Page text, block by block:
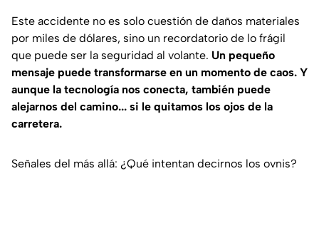
Este accidente no es solo cuestión de daños materiales
por miles de dólares, sino un recordatorio de lo frágil
que puede ser la seguridad al volante. Un pequeño
mensaje puede transformarse en un momento de caos. Y
aunque la tecnología nos conecta, también puede
alejarnos del camino... si le quitamos los ojos de la
carretera.
Señales del más allá: ¿Qué intentan decirnos los ovnis?